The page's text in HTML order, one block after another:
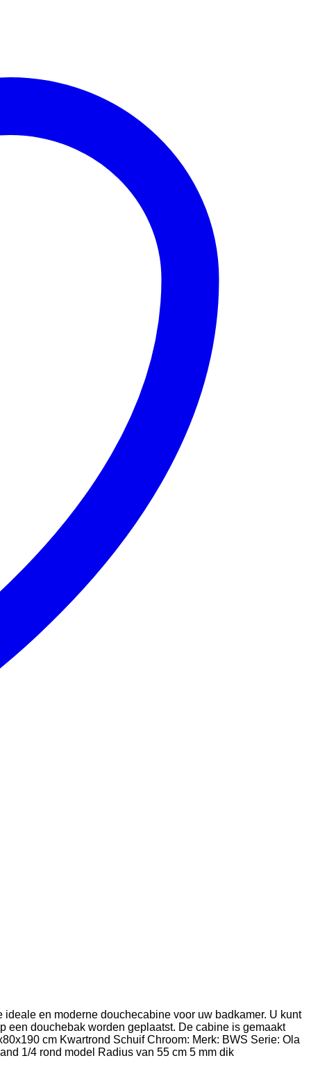
en moderne douchecabine voor uw badkamer. U kunt
een douchebak worden geplaatst. De cabine is gemaakt
cm Kwartrond Schuif Chroom: Merk: BWS Serie: Ola
1/4 rond model Radius van 55 cm 5 mm dik